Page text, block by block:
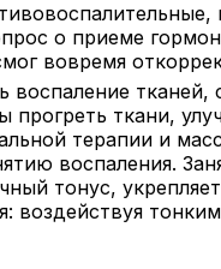
о приеме
вовремя
тканей,
ткани,
терапии и
воспаления.
тонус,